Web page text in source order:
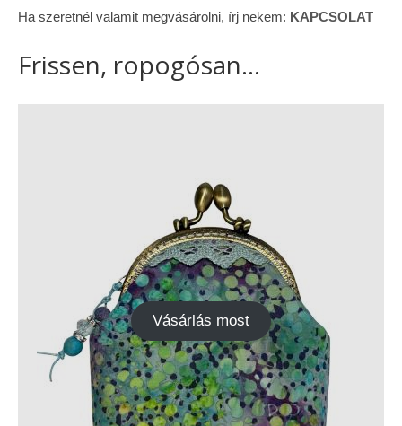
Ha szeretnél valamit megvásárolni, írj nekem: KAPCSOLAT
Frissen, ropogósan...
Vásárlás most